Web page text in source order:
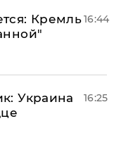
Кремль16:44
Украина
16:25